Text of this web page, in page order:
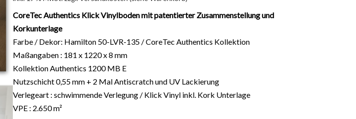
CoreTec Authentics Klick Vinylboden mit patentierter Zusammenstellung und
Korkunterlage
Farbe / Dekor: Hamilton 50-LVR-135 / CoreTec Authentics Kollektion
Maßangaben : 181 x 1220 x 8 mm
Kollektion Authentics 1200 MB E
Nutzschicht 0,55 mm + 2 Mal Antiscratch und UV Lackierung
Verlegeart : schwimmende Verlegung / Klick Vinyl inkl. Kork Unterlage
VPE : 2.650 m²